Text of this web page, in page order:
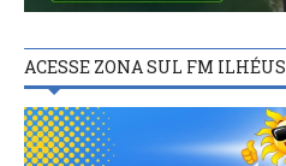
ACESSE ZONA SUL FM ILHÉUS